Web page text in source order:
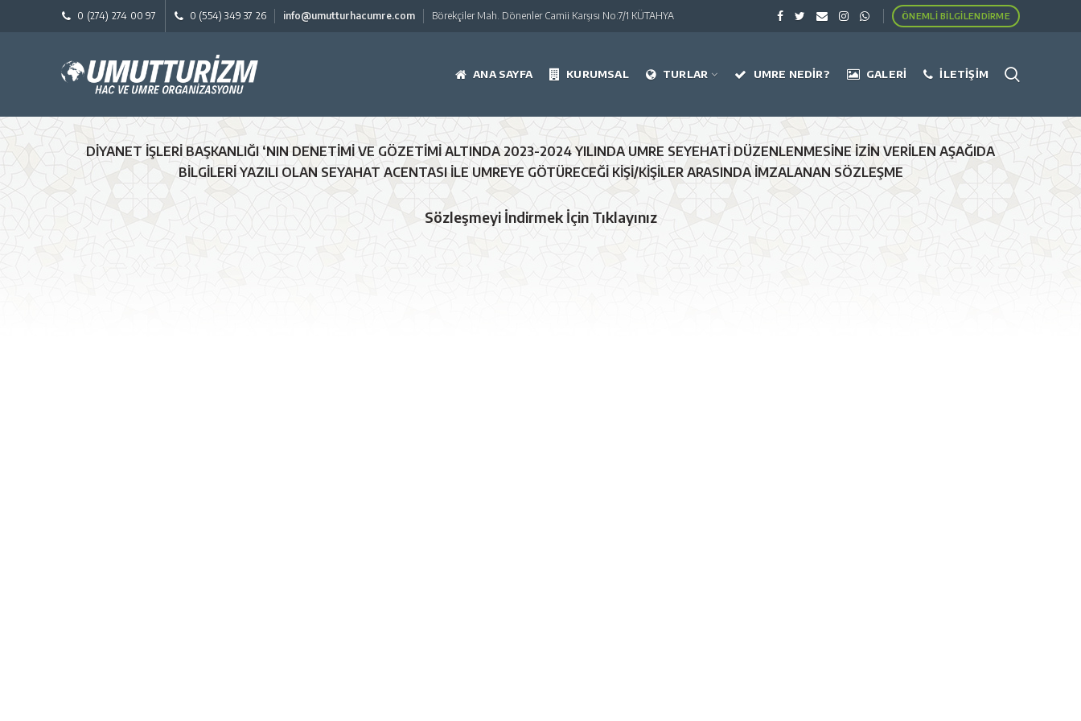
0 (274) 274 00 97 0 (554) 349 37 26 info@umutturhacumre.com Börekçiler Mah. Dönenler Camii Karşısı No:7/1 KÜTAHYA ÖNEMLI BILGILENDIRME
ANA SAYFA KURUMSAL TURLAR UMRE NEDIR? GALERI İLETIŞIM
DİYANET İŞLERİ BAŞKANLIĞI ‘NIN DENETİMİ VE GÖZETİMİ ALTINDA 2023-2024 YILINDA UMRE SEYEHATİ DÜZENLENMESİNE İZİN VERİLEN AŞAĞIDA
BİLGİLERİ YAZILI OLAN SEYAHAT ACENTASI İLE UMREYE GÖTÜRECEĞİ KİŞİ/KİŞİLER ARASINDA İMZALANAN SÖZLEŞME
Sözleşmeyi İndirmek İçin Tıklayınız